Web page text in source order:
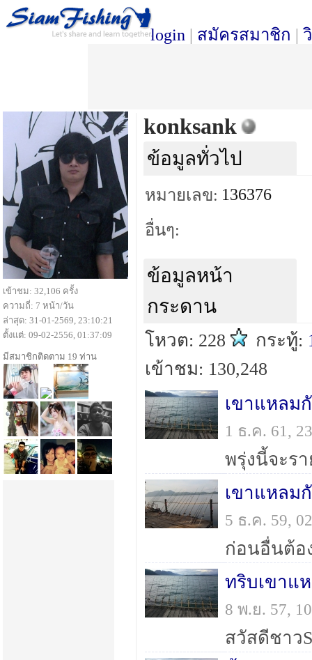
login | สมัครสมาชิก |
konksank
ข้อมูลทั่วไป
หมายเลข: 136376
อื่นๆ:
ข้อมูลหน้า
กระดาน
โหวต: 228 กระทู้:
เข้าชม: 130,248
เขาแหลม
1 ธ.ค. 61,
พรุ่งนี้จะร
เขาแหลม
5 ธ.ค. 59,
ทริบเขาแ
8 พ.ย. 57,
เข้าชม: 32,106 ครั้ง
ความถี่: 7 หน้า/วัน
ล่าสุด: 31-01-2569, 23:10:21
ตั้งแต่: 09-02-2556, 01:37:09
มีสมาชิกติดตาม 19 ท่าน